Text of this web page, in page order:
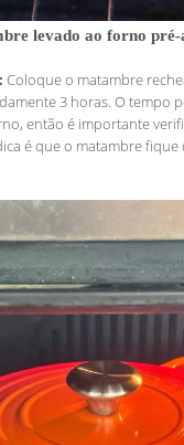
levado ao forno pré-
Coloque o matambre
3 horas. O tempo
então é importante
é que o matambre